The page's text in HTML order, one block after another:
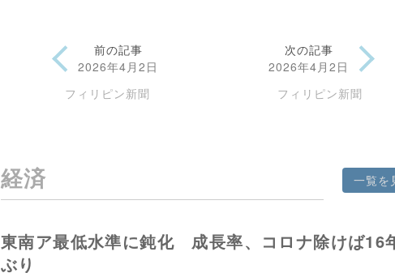
前の記事
2026年4月2日
フィリピン新聞
次の記事
2026年4月2日
フィリピン新聞
経済 一覧を
東南ア最低水準に鈍化 成長率、コロナ除けば16
ぶり